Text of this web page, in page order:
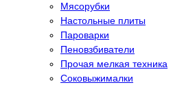
Мясорубки
Настольные плиты
Пароварки
Пеновзбиватели
Прочая мелкая техника
Соковыжималки